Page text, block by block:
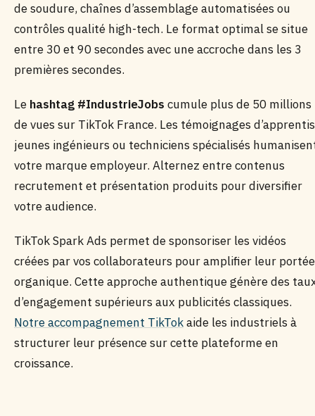
de soudure, chaînes d’assemblage automatisées ou
contrôles qualité high-tech. Le format optimal se situe
entre 30 et 90 secondes avec une accroche dans les 3
premières secondes.
Le hashtag #IndustrieJobs cumule plus de 50 millions
de vues sur TikTok France. Les témoignages
jeunes ingénieurs ou techniciens spécialisés
votre marque employeur. Alternez entre contenus
recrutement et présentation produits pour diversifier
votre audience.
TikTok Spark Ads permet de sponsoriser les vidéos
créées par vos collaborateurs pour amplifier leur portée
organique. Cette approche authentique génère des
d’engagement supérieurs aux publicités classiques.
Notre accompagnement TikTokaide les industriels à
structurer leur présence sur cette plateforme en
croissance.